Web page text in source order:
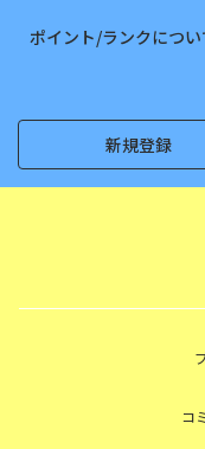
ポイント/ランクについ
新規登録
コ